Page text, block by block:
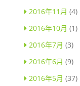
2016年11月 (4)
2016年10月 (1)
2016年7月 (3)
2016年6月 (9)
2016年5月 (37)